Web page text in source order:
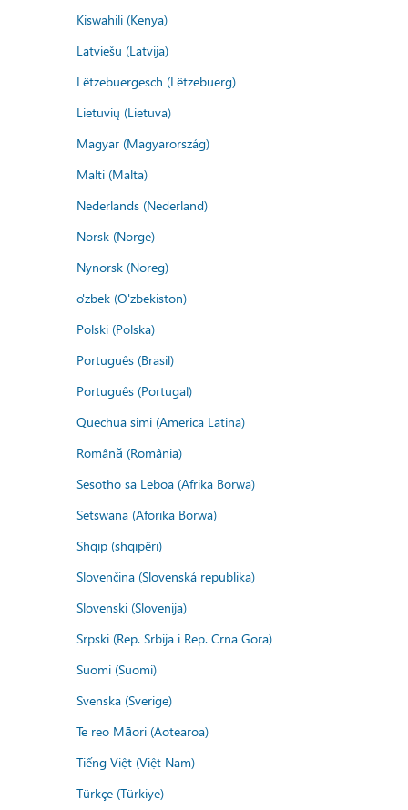
Kiswahili (Kenya)
Latviešu (Latvija)
Lëtzebuergesch (Lëtzebuerg)
Lietuvių (Lietuva)
Magyar (Magyarország)
Malti (Malta)
Nederlands (Nederland)
Norsk (Norge)
Nynorsk (Noreg)
o'zbek (O'zbekiston)
Polski (Polska)
Português (Brasil)
Português (Portugal)
Quechua simi (America Latina)
Română (România)
Sesotho sa Leboa (Afrika Borwa)
Setswana (Aforika Borwa)
Shqip (shqipëri)
Slovenčina (Slovenská republika)
Slovenski (Slovenija)
Srpski (Rep. Srbija i Rep. Crna Gora)
Suomi (Suomi)
Svenska (Sverige)
Te reo Māori (Aotearoa)
Tiếng Việt (Việt Nam)
Türkçe (Türkiye)